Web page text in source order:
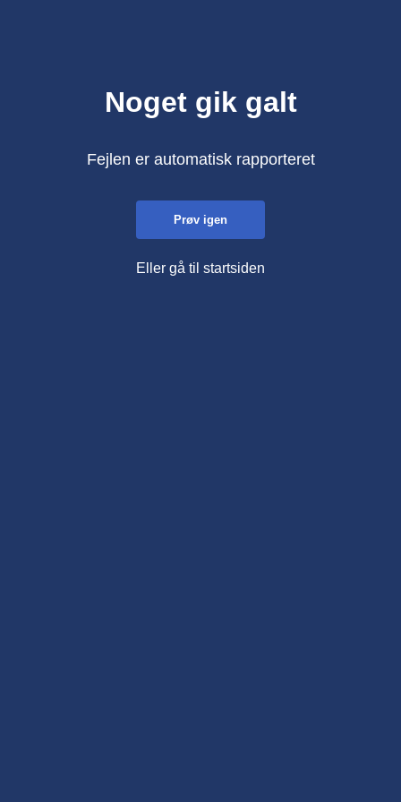
Noget gik galt
Fejlen er automatisk rapporteret
Prøv igen
Eller gå til startsiden